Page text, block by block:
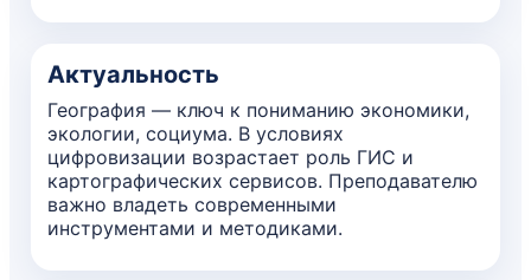
Актуальность
География — ключ к пониманию экономики,
экологии, социума. В условиях
цифровизации возрастает роль ГИС и
картографических сервисов. Преподавателю
важно владеть современными
инструментами и методиками.